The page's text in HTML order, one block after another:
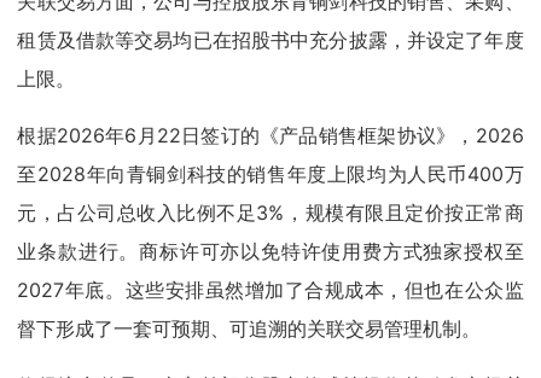
租赁及借款等交易均已在招股书中充分披露，并设定了年度
上限。
根据2026年6月22日签订的《产品销售框架协议》，2026
至2028年向青铜剑科技的销售年度上限均为人民币400万
元，占公司总收入比例不足3%，规模有限且定价按正常商
业条款进行。商标许可亦以免特许使用费方式独家授权至
2027年底。这些安排虽然增加了合规成本，但也在公众监
督下形成了一套可预期、可追溯的关联交易管理机制。